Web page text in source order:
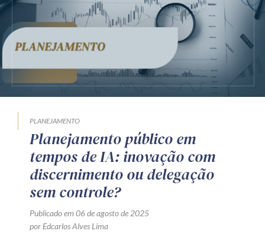
Receba por RSS
Av. Sete de Setembro, 4698
Batel Curitiba/PR CEP80240-000
Whatsapp (41) 98881-6616
PLANEJAMENTO
Planejamento público em
tempos de IA: inovação com
discernimento ou delegação
sem controle?
Publicado em 06 de agosto de 2025
por Edcarlos Alves Lima